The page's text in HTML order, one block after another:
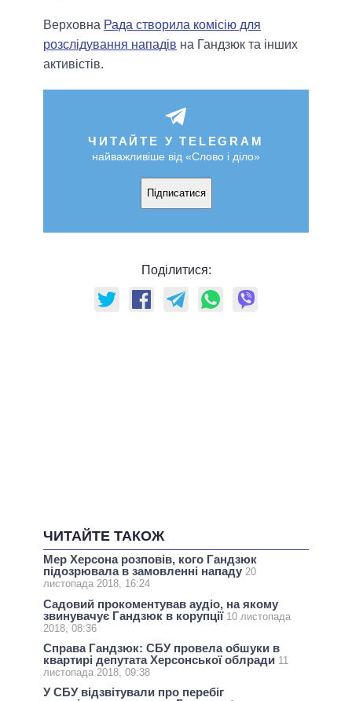
Верховна Рада створила комісію для
розслідування нападів на Гандзюк та інших
активістів.
ЧИТАЙТЕ У TELEGRAM
найважливіше від «Слово і діло»
Підписатися
Поділитися:
ЧИТАЙТЕ ТАКОЖ
Мер Херсона розповів, кого Гандзюк
підозрювала в замовленні нападу 20
листопада 2018, 16:24
Садовий прокоментував аудіо, на якому
звинувачує Гандзюк в корупції 10 листопада
2018, 08:36
Справа Гандзюк: СБУ провела обшуки в
квартирі депутата Херсонської облради 11
листопада 2018, 09:38
У СБУ відзвітували про перебіг